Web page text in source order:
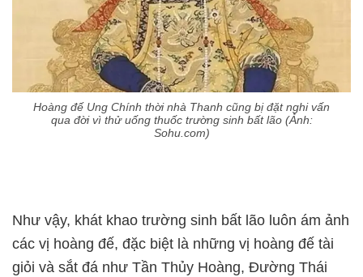
Hoàng đế Ung Chính thời nhà Thanh cũng bị đặt nghi vấn
qua đời vì thử uống thuốc trường sinh bất lão (Ảnh:
Sohu.com)
Như vậy, khát khao trường sinh bất lão luôn ám ảnh
các vị hoàng đế, đặc biệt là những vị hoàng đế tài
giỏi và sắt đá như Tần Thủy Hoàng, Đường Thái